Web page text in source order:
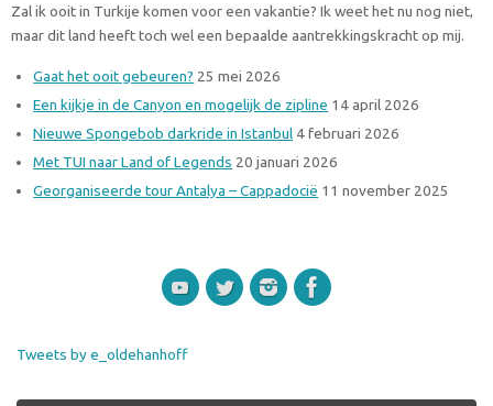
Zal ik ooit in Turkije komen voor een vakantie? Ik weet het nu nog niet,
maar dit land heeft toch wel een bepaalde aantrekkingskracht op mij.
Gaat het ooit gebeuren? 25 mei 2026
Een kijkje in de Canyon en mogelijk de zipline 14 april 2026
Nieuwe Spongebob darkride in Istanbul 4 februari 2026
Met TUI naar Land of Legends 20 januari 2026
Georganiseerde tour Antalya – Cappadocië 11 november 2025
Tweets by e_oldehanhoff